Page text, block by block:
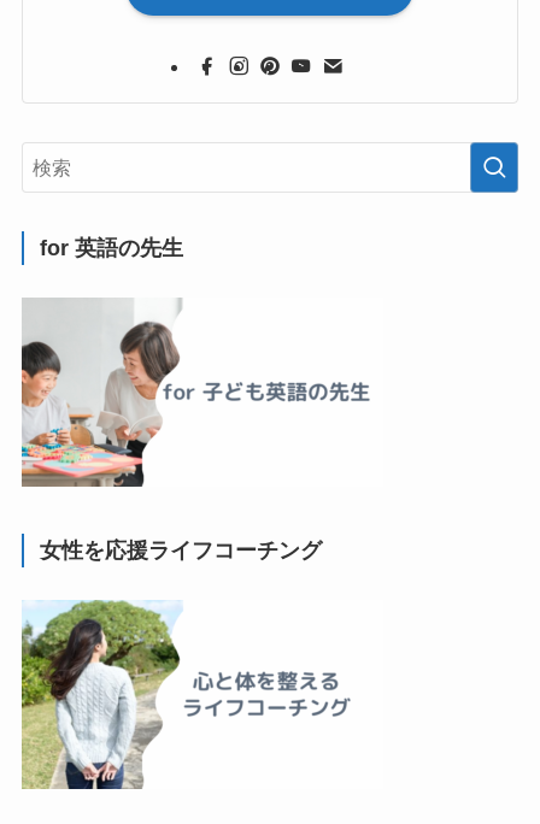
for 英語の先生
女性を応援ライフコーチング